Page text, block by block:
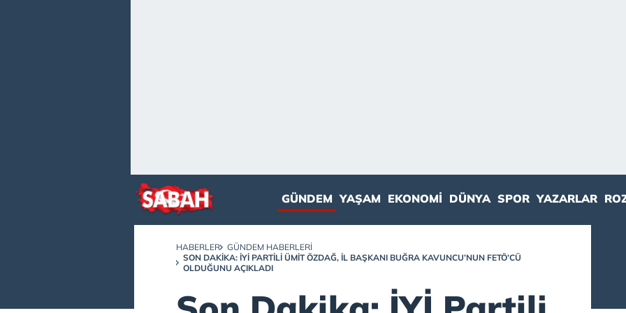
GÜNDEM YAŞAM EKONOMI DÜNYA SPOR YAZARLAR
HABERLER
GÜNDEM HABERLERI
SON DAKIKA: İYİ PARTILI ÜMIT ÖZDAĞ, İL BAŞKANI BUĞRA KAVUNCU’NUN FETÖ’CÜ
OLDUĞUNU AÇIKLADI